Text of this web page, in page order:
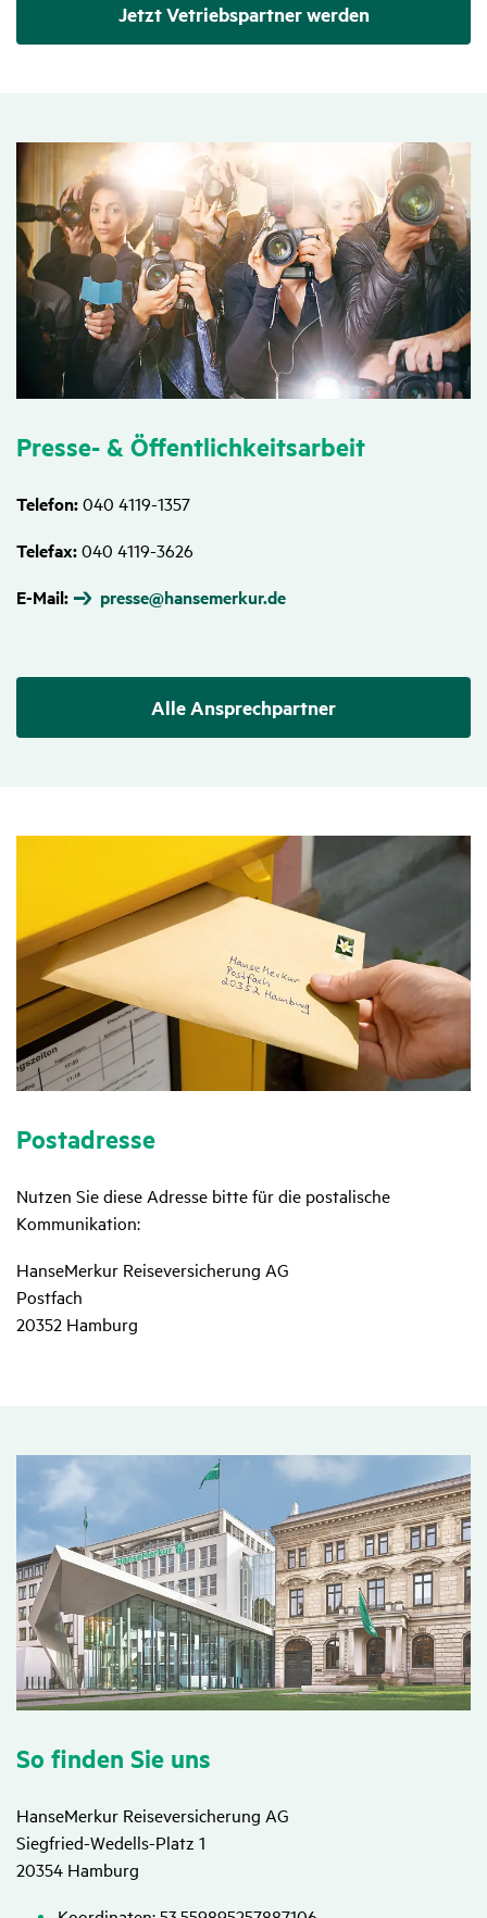
Jetzt Vetriebs­partner werden
Presse- & Öffent­lich­keits­ar­beit
Telefon:040 4119-1357
Telefax:040 4119-3626
E-Mail: presse@hansemerkur.de
Alle Ansprech­partner
Post­adresse
Nutzen Sie diese Adresse bitte für die postalische
Kommunikation:
HanseMerkur Reiseversicherung AG
Postfach
20352 Hamburg
So finden Sie uns
HanseMerkur Reiseversicherung AG
Siegfried-Wedells-Platz 1
20354 Hamburg